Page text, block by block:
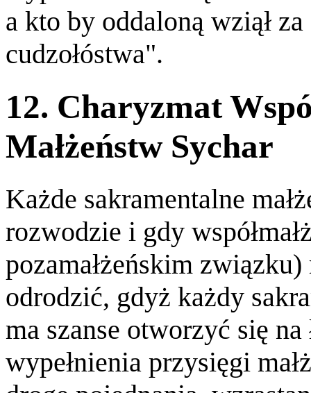
a kto by oddaloną wziął
cudzołóstwa".
12. Charyzmat
Małżeństw Sychar
Każde sakramentalne
rozwodzie i gdy
pozamałżeńskim związku)
odrodzić, gdyż każdy
ma szanse otworzyć się na
wypełnienia przysięgi